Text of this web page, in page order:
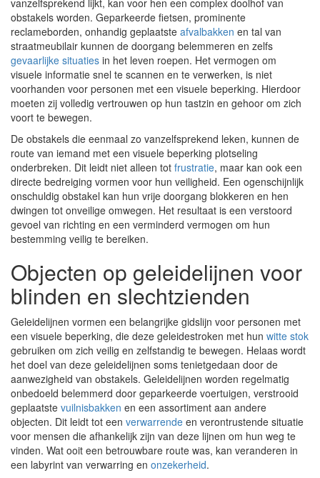
vanzelfsprekend lijkt, kan voor hen een complex doolhof van
obstakels worden. Geparkeerde fietsen, prominente
reclameborden, onhandig geplaatste afvalbakken en tal van
straatmeubilair kunnen de doorgang belemmeren en zelfs
gevaarlijke situaties in het leven roepen. Het vermogen om
visuele informatie snel te scannen en te verwerken, is niet
voorhanden voor personen met een visuele beperking. Hierdoor
moeten zij volledig vertrouwen op hun tastzin en gehoor om zich
voort te bewegen.
De obstakels die eenmaal zo vanzelfsprekend leken, kunnen de
route van iemand met een visuele beperking plotseling
onderbreken. Dit leidt niet alleen tot frustratie, maar kan ook een
directe bedreiging vormen voor hun veiligheid. Een ogenschijnlijk
onschuldig obstakel kan hun vrije doorgang blokkeren en hen
dwingen tot onveilige omwegen. Het resultaat is een verstoord
gevoel van richting en een verminderd vermogen om hun
bestemming veilig te bereiken.
Objecten op geleidelijnen voor
blinden en slechtzienden
Geleidelijnen vormen een belangrijke gidslijn voor personen met
een visuele beperking, die deze geleidestroken met hun witte stok
gebruiken om zich veilig en zelfstandig te bewegen. Helaas wordt
het doel van deze geleidelijnen soms tenietgedaan door de
aanwezigheid van obstakels. Geleidelijnen worden regelmatig
onbedoeld belemmerd door geparkeerde voertuigen, verstrooid
geplaatste vuilnisbakken en een assortiment aan andere
objecten. Dit leidt tot een verwarrende en verontrustende situatie
voor mensen die afhankelijk zijn van deze lijnen om hun weg te
vinden. Wat ooit een betrouwbare route was, kan veranderen in
een labyrint van verwarring en onzekerheid.